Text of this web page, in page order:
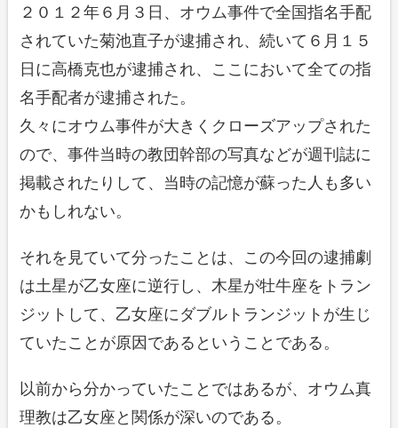
２０１２年６月３日、オウム事件で全国指名手配
されていた菊池直子が逮捕され、続いて６月１５
日に高橋克也が逮捕され、ここにおいて全ての指
名手配者が逮捕された。
久々にオウム事件が大きくクローズアップされた
ので、事件当時の教団幹部の写真などが週刊誌に
掲載されたりして、当時の記憶が蘇った人も多い
かもしれない。
それを見ていて分ったことは、この今回の逮捕劇
は土星が乙女座に逆行し、木星が牡牛座をトラン
ジットして、乙女座にダブルトランジットが生じ
ていたことが原因であるということである。
以前から分かっていたことではあるが、オウム真
理教は乙女座と関係が深いのである。